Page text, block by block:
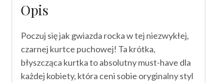
Opis
Poczuj się jak gwiazda rocka w tej niezwykłej,
czarnej kurtce puchowej! Ta krótka,
błyszcząca kurtka to absolutny must-have dla
każdej kobiety, która ceni sobie oryginalny styl